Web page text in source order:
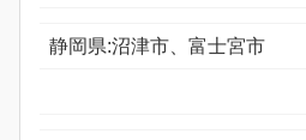
静岡県:沼津市、富士宮市